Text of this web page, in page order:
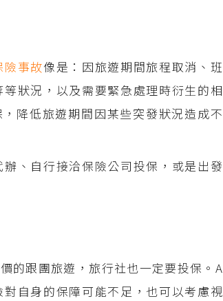
險事故像是：因旅遊期間旅程取消、班
狀況，以及需要緊急處理時衍生的相
降低旅遊期間因某些突發狀況造成不
、自行接洽保險公司投保，或是出發
的跟團旅遊，旅行社也一定要投保。A
自身的保障可能不足，也可以考慮視